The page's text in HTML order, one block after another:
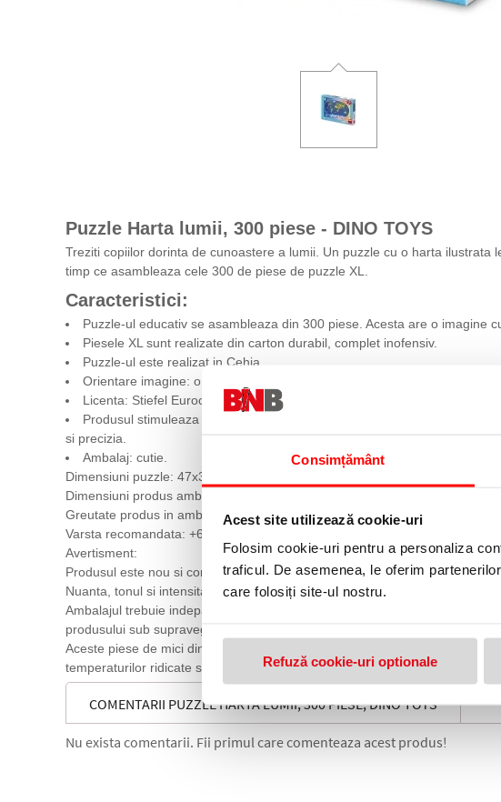
Consimțământ
Acest site utilizează cookie-uri
Folosim cookie-uri pentru a personaliza
traficul. De asemenea, le oferim
care folosiți site-ul nostru.
Refuză cookie-uri optionale
Puzzle Harta lumii, 300 piese - DINO TOYS
Treziti copiilor dorinta de cunoastere a lumii. Un puzzle cu o harta
timp ce asambleaza cele 300 de piese de puzzle XL.
Caracteristici:
Puzzle-ul educativ se asambleaza din 300 piese. Acesta are o imagine
Piesele XL sunt realizate din carton durabil, complet inofensiv.
Puzzle-ul este realizat in Cehia.
Orientare imagine: orizontala.
Licenta: Stiefel Eurocart.
Produsul stimuleaza abilitatile de potrivire si recunoastere vizuala,
si precizia.
Ambalaj: cutie.
Dimensiuni puzzle: 47x33 cm
Dimensiuni produs ambalaj: 27,4x4,2x19 cm
Greutate produs in ambalaj: 0.376 kg
Varsta recomandata: +6 ani
Avertisment:
Produsul este nou si comercializat in ambalajul original al producatorului.
Nuanta, tonul si intensitatea culorii pot varia in functie de monitor.
Ambalajul trebuie indepartat, recuperat si aruncat de catre un adult
produsului sub supravegherea unui adult. Verificati periodic integritatea,
Aceste piese de mici dimensiuni prezinta pericol de inghitire si sufocare.
temperaturilor ridicate si a umiditatii. Datorita masurarii manuale a
COMENTARII PUZZLE HARTA LUMII, 300 PIESE, DINO TOYS
Nu exista comentarii. Fii primul care comenteaza acest produs!